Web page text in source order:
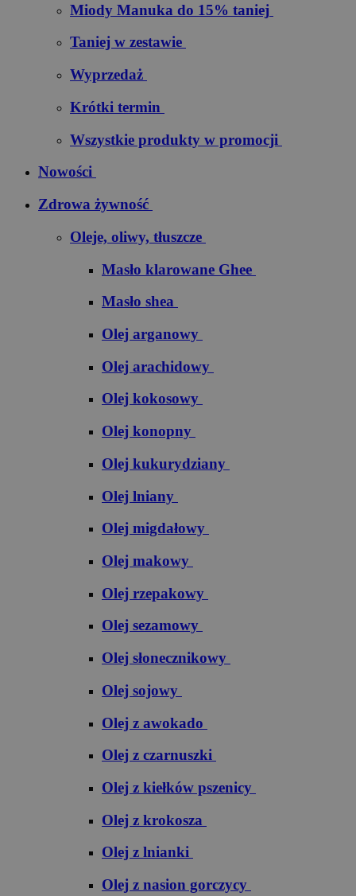
Miody Manuka do 15% taniej
Taniej w zestawie
Wyprzedaż
Krótki termin
Wszystkie produkty w promocji
Nowości
Zdrowa żywność
Oleje, oliwy, tłuszcze
Masło klarowane Ghee
Masło shea
Olej arganowy
Olej arachidowy
Olej kokosowy
Olej konopny
Olej kukurydziany
Olej lniany
Olej migdałowy
Olej makowy
Olej rzepakowy
Olej sezamowy
Olej słonecznikowy
Olej sojowy
Olej z awokado
Olej z czarnuszki
Olej z kiełków pszenicy
Olej z krokosza
Olej z lnianki
Olej z nasion gorczycy